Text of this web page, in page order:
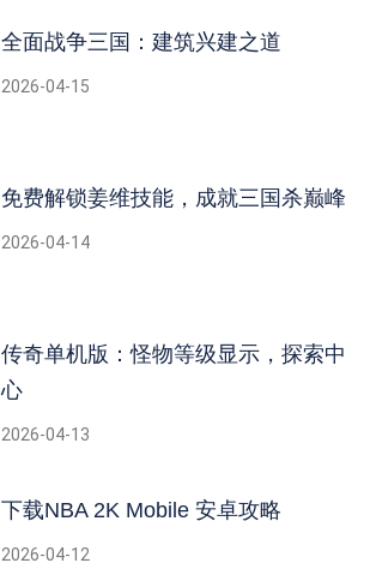
全面战争三国：建筑兴建之道
2026-04-15
免费解锁姜维技能，成就三国杀巅峰
2026-04-14
传奇单机版：怪物等级显示，探索中
心
2026-04-13
下载NBA 2K Mobile 安卓攻略
2026-04-12